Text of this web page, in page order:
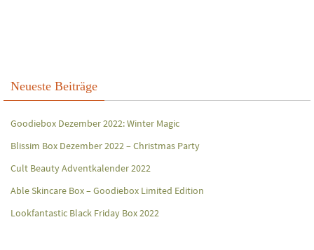
Neueste Beiträge
Goodiebox Dezember 2022: Winter Magic
Blissim Box Dezember 2022 – Christmas Party
Cult Beauty Adventkalender 2022
Able Skincare Box – Goodiebox Limited Edition
Lookfantastic Black Friday Box 2022